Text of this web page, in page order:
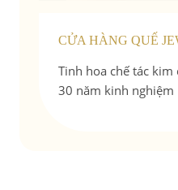
CỬA HÀNG QUẾ
Tinh hoa chế tác
30 năm kinh nghiệm